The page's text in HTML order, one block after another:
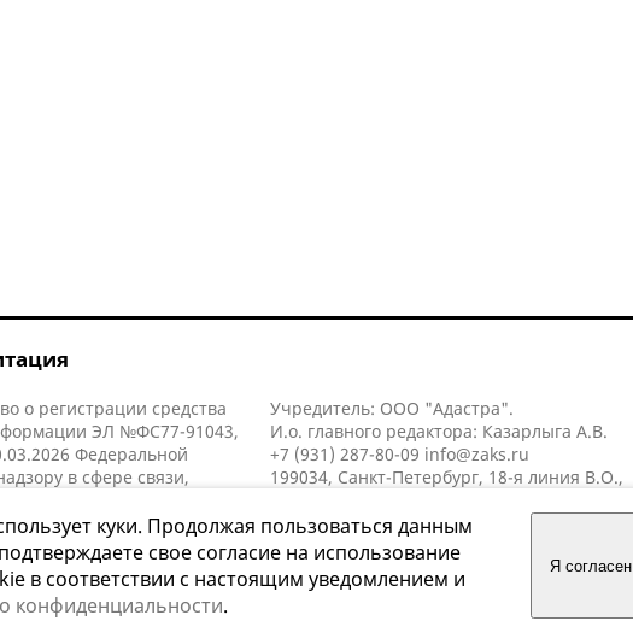
о регистрации средства
ЭЛ №ФС77-91043,
Федеральной
в сфере связи,
(Роскомнадзор).
Учредитель: ООО "Адастра".
И.о. главного редактора: Казарлыга А.В.
+7 (931) 287-80-09 info@zaks.ru
199034, Санкт-Петербург, 18-я линия В.О.,
куки. Продолжая пользоваться данным
свое согласие на использование
в соответствии с настоящим уведомлением и
конфиденциальности.
Я согласен